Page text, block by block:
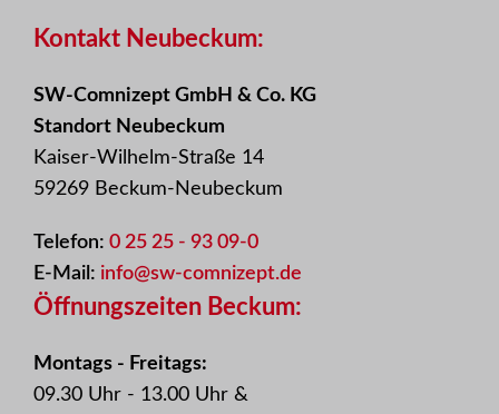
Kontakt Neubeckum:
SW-Comnizept GmbH & Co. KG
Standort Neubeckum
Kaiser-Wilhelm-Straße 14
59269 Beckum-Neubeckum
Telefon: 0 25 25 - 93 09-0
E-Mail: info@sw-comnizept.de
Öffnungszeiten Beckum:
Montags - Freitags:
09.30 Uhr - 13.00 Uhr &